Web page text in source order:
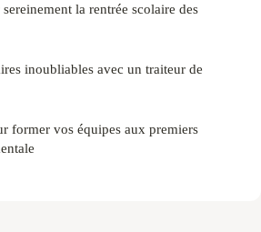
la rentrée scolaire des
inoubliables avec un traiteur de
former vos équipes aux premiers